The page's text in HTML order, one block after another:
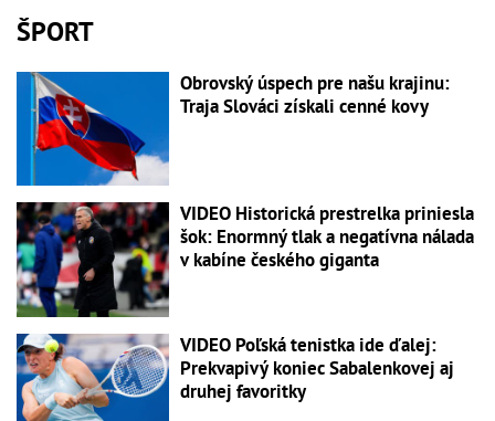
ŠPORT
Obrovský úspech pre našu krajinu:
Traja Slováci získali cenné kovy
VIDEO Historická prestrelka priniesla
šok: Enormný tlak a negatívna nálada
v kabíne českého giganta
VIDEO Poľská tenistka ide ďalej:
Prekvapivý koniec Sabalenkovej aj
druhej favoritky